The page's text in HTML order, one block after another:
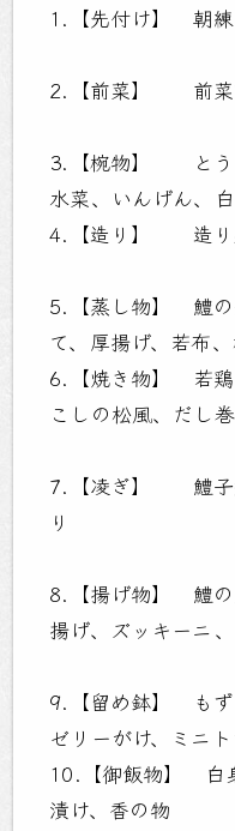
1.【先付け】 朝練
2.【前菜】 前菜
3.【椀物】 とう
水菜、いんげん、
4.【造り】 造り
5.【蒸し物】 鱧の
て、厚揚げ、若布
6.【焼き物】 若鶏
こしの松風、だし
7.【凌ぎ】 鱧子
り
8.【揚げ物】 鱧の
揚げ、ズッキーニ
9.【留め鉢】 もず
ゼリーがけ、ミニ
10.【御飯物】 白
漬け、香の物